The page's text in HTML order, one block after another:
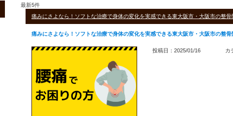
最新5件
痛みにさよなら！ソフトな治療で身体の変化を実感できる東大阪市・大阪市の整骨
痛みにさよなら！ソフトな治療で身体の変化を実感できる東大阪市・大阪市の整骨
投稿日：2025/01/16 カ